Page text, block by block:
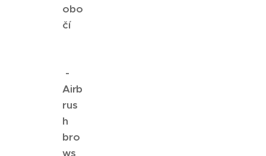
obo
čí
-
Airb
rus
h
bro
ws